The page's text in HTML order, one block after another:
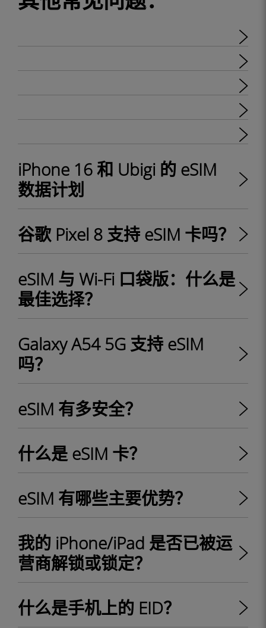
iPhone 16 和 Ubigi 的 eSIM
数据计划
谷歌 Pixel 8 支持 eSIM 卡吗？
eSIM 与 Wi-Fi 口袋版：什么是
最佳选择？
Galaxy A54 5G 支持 eSIM
吗？
eSIM 有多安全？
什么是 eSIM 卡？
eSIM 有哪些主要优势？
我的 iPhone/iPad 是否已被运
营商解锁或锁定？
什么是手机上的 EID？